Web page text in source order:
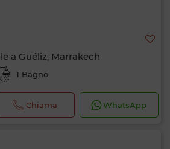
a Guéliz, Marrakech
1 Bagno
Chiama WhatsApp